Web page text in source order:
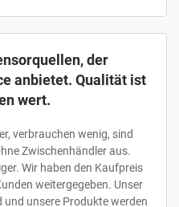
der
anbietet. Qualität ist
wert.
verbrauchen wenig, sind
Zwischenhändler aus.
Wir haben den Kaufpreis
weitergegeben. Unser
unsere Produkte werden